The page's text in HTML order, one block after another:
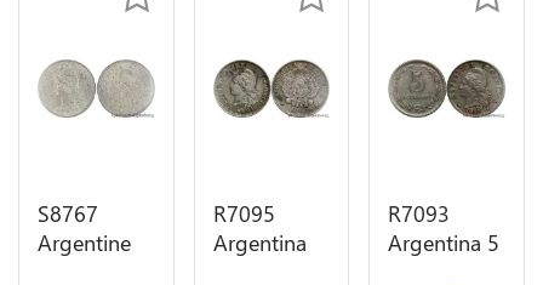
S8767
Argentine
R7095
Argentina
R7093
Argentina 5